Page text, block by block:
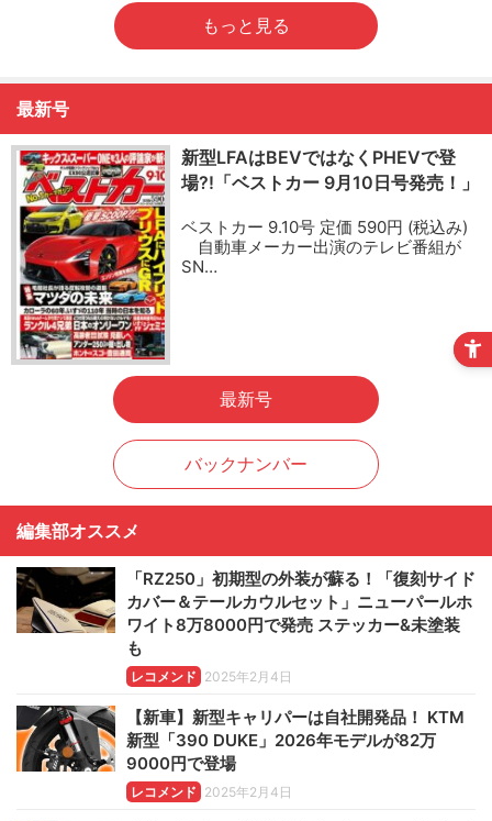
もっと見る
最新号
新型LFAはBEVではなくPHEVで登
場?!「ベストカー 9月10日号発売！」
ベストカー 9.10号 定価 590円 (税込み)
自動車メーカー出演のテレビ番組が
SN…
最新号
バックナンバー
編集部オススメ
「RZ250」初期型の外装が蘇る！「復刻サイド
カバー＆テールカウルセット」ニューパールホ
ワイト8万8000円で発売 ステッカー&未塗装
も
レコメンド 2025年2月4日
【新車】新型キャリパーは自社開発品！ KTM
新型「390 DUKE」2026年モデルが82万
9000円で登場
レコメンド 2025年2月4日